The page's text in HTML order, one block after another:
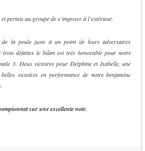
permis au groupe de s’imposer à l’extérieur.
la poule juste à un point de leurs adversaires
défaites le bilan est très honorable pour notre
3. Deux victoires pour Delphine et Isabelle, une
victoires en performance de notre benjamine
sur une excellente note.